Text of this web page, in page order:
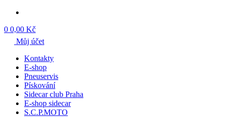
0 0,00 Kč
Můj účet
Kontakty
E-shop
Pneuservis
Pískování
Sidecar club Praha
E-shop sidecar
S.C.P.MOTO